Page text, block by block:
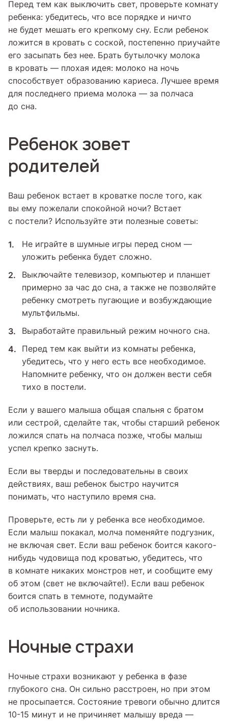
Перед тем как выключить свет, проверьте комнату
ребенка: убедитесь, что все порядке и ничто
не будет мешать его крепкому сну. Если ребенок
ложится в кровать с соской, постепенно приучайте
его засыпать без нее. Брать бутылочку молока
в кровать — плохая идея: молоко на ночь
способствует образованию кариеса. Лучшее время
для последнего приема молока — за полчаса
до сна.
Ребенок зовет
родителей
Ваш ребенок встает в кроватке после того, как
вы ему пожелали спокойной ночи? Встает
с постели? Используйте эти полезные советы:
Не играйте в шумные игры перед сном —
уложить ребенка будет сложно.
Выключайте телевизор, компьютер и планшет
примерно за час до сна, а также не позволяйте
ребенку смотреть пугающие и возбуждающие
мультфильмы.
Выработайте правильный режим ночного сна.
Перед тем как выйти из комнаты ребенка,
убедитесь, что у него есть все необходимое.
Напомните ребенку, что он должен вести себя
тихо в постели.
Если у вашего малыша общая спальня с братом
или сестрой, сделайте так, чтобы старший ребенок
ложился спать на полчаса позже, чтобы малыш
успел крепко заснуть.
Если вы тверды и последовательны в своих
действиях, ваш ребенок быстро научится
понимать, что наступило время сна.
Проверьте, есть ли у ребенка все необходимое.
Если малыш покакал, молча поменяйте подгузник,
не включая свет. Если ваш ребенок боится какого-
нибудь чудовища под кроватью, убедитесь, что
в комнате никаких монстров нет, и сообщите ему
об этом (свет не включайте!). Если ваш ребенок
боится спать в темноте, подумайте
об использовании ночника.
Ночные страхи
Ночные страхи возникают у ребенка в фазе
глубокого сна. Он сильно расстроен, но при этом
не просыпается. Состояние тревоги обычно длится
10-15 минут и не причиняет малышу вреда —